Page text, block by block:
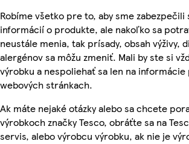
Robíme všetko pre to, aby sme
informácií o produkte, ale nakoľko sa
neustále menia, tak prísady, obsah výživy,
alergénov sa môžu zmeniť. Mali by ste si
výrobku a nespoliehať sa len na
webových stránkach.
Ak máte nejaké otázky alebo sa chcete
výrobkoch značky Tesco, obráťte sa na
servis, alebo výrobcu výrobku, ak nie je